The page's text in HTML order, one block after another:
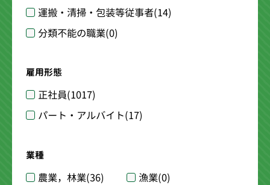
運搬・清掃・包装等従事者(14)
分類不能の職業(0)
雇用形態
正社員(1017)
パート・アルバイト(17)
業種
農業，林業(36) 漁業(0)